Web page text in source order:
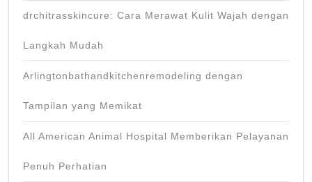
drchitrasskincure: Cara Merawat Kulit Wajah dengan
Langkah Mudah
Arlingtonbathandkitchenremodeling dengan
Tampilan yang Memikat
All American Animal Hospital Memberikan Pelayanan
Penuh Perhatian